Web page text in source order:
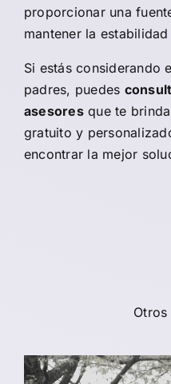
proporcionar una
mantener la
Si estás considerando
padres, puedes
asesoresque te
gratuito y
encontrar la mejor